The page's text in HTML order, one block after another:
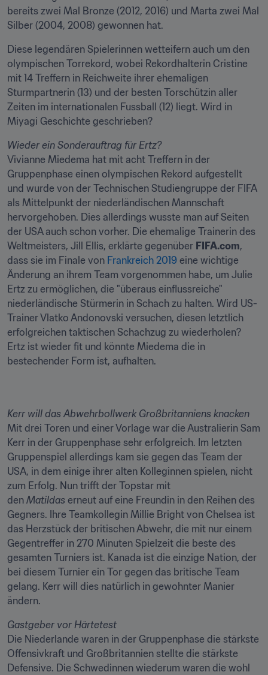
bereits zwei Mal Bronze (2012, 2016) und Marta zwei Mal
Silber (2004, 2008) gewonnen hat.
Diese legendären Spielerinnen wetteifern auch um den
olympischen Torrekord, wobei Rekordhalterin Cristine
mit 14 Treffern in Reichweite ihrer ehemaligen
Sturmpartnerin (13) und der besten Torschützin aller
Zeiten im internationalen Fussball (12) liegt. Wird in
Miyagi Geschichte geschrieben?
Wieder ein Sonderauftrag für Ertz?
Vivianne Miedema hat mit acht Treffern in der
Gruppenphase einen olympischen Rekord aufgestellt
und wurde von der Technischen Studiengruppe der FIFA
als Mittelpunkt der niederländischen Mannschaft
hervorgehoben. Dies allerdings wusste man auf Seiten
der USA auch schon vorher. Die ehemalige Trainerin des
Weltmeisters, Jill Ellis, erklärte gegenüber FIFA.com,
dass sie im Finale von Frankreich 2019 eine wichtige
Änderung an ihrem Team vorgenommen habe, um Julie
Ertz zu ermöglichen, die "überaus einflussreiche"
niederländische Stürmerin in Schach zu halten. Wird US-
Trainer Vlatko Andonovski versuchen, diesen letztlich
erfolgreichen taktischen Schachzug zu wiederholen?
Ertz ist wieder fit und könnte Miedema die in
bestechender Form ist, aufhalten.
Kerr will das Abwehrbollwerk Großbritanniens knacken
Mit drei Toren und einer Vorlage war die Australierin Sam
Kerr in der Gruppenphase sehr erfolgreich. Im letzten
Gruppenspiel allerdings kam sie gegen das Team der
USA, in dem einige ihrer alten Kolleginnen spielen, nicht
zum Erfolg. Nun trifft der Topstar mit
den Matildas erneut auf eine Freundin in den Reihen des
Gegners. Ihre Teamkollegin Millie Bright von Chelsea ist
das Herzstück der britischen Abwehr, die mit nur einem
Gegentreffer in 270 Minuten Spielzeit die beste des
gesamten Turniers ist. Kanada ist die einzige Nation, der
bei diesem Turnier ein Tor gegen das britische Team
gelang. Kerr will dies natürlich in gewohnter Manier
ändern.
Gastgeber vor Härtetest
Die Niederlande waren in der Gruppenphase die stärkste
Offensivkraft und Großbritannien stellte die stärkste
Defensive. Die Schwedinnen wiederum waren die wohl